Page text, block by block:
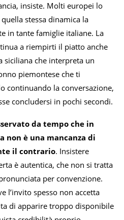
insiste. Molti europei lo
stessa dinamica la
in tante famiglie italiane. La
a riempirti il piatto anche
siciliana che interpreta un
piemontese che ti
continuando la conversazione,
concludersi in pochi secondi.
da tempo che in
non è una mancanza di
il contrario. Insistere
è autentica, che non si tratta
per convenzione.
l’invito spesso non accetta
di apparire troppo disponibile